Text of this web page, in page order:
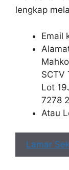
lengkap
Email
SCTV
Lot
7278
Atau
Lamar